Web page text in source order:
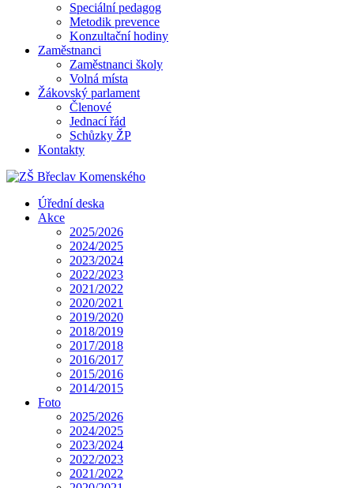
Speciální pedagog
Metodik prevence
Konzultační hodiny
Zaměstnanci
Zaměstnanci školy
Volná místa
Žákovský parlament
Členové
Jednací řád
Schůzky ŽP
Kontakty
Úřední deska
Akce
2025/2026
2024/2025
2023/2024
2022/2023
2021/2022
2020/2021
2019/2020
2018/2019
2017/2018
2016/2017
2015/2016
2014/2015
Foto
2025/2026
2024/2025
2023/2024
2022/2023
2021/2022